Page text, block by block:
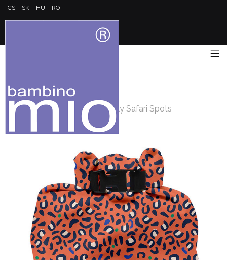
CS SK HU RO
Úvod / Jdeme ven
Taška na mokré plenky a plavky Safari Spots